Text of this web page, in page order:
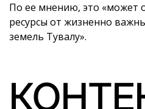
По ее мнению, это «может
ресурсы от жизненно
земель Тувалу».